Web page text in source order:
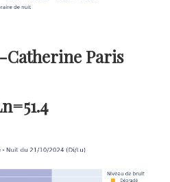
Catherine Paris